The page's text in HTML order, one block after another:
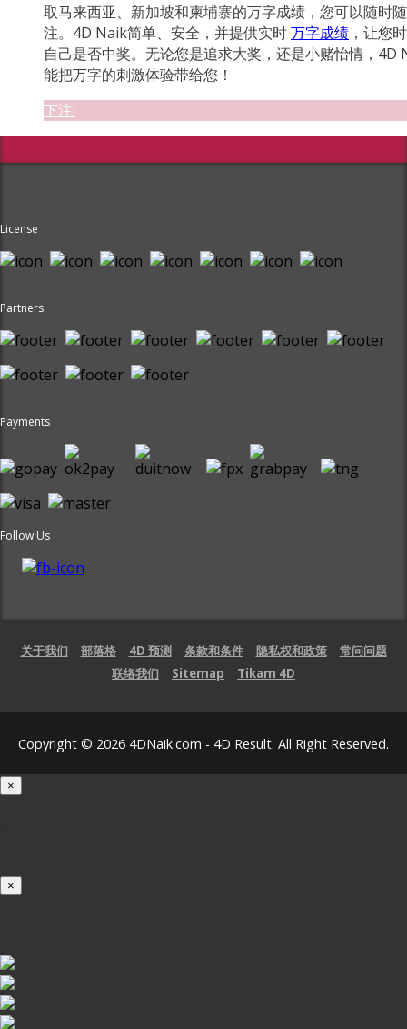
取马来西亚、新加坡和柬埔寨的万字成绩，您可以随时
注。4D Naik简单、安全，并提供实时万字成绩 ，让您
自己是否中奖。无论您是追求大奖，还是小赌怡情，4D
能把万字的刺激体验带给您！
下注!
License
Partners
Payments
Follow Us
关于我们 部落格 4D 预测 条款和条件 隐私权和政策
常问问题
联络我们
Sitemap Tikam 4D
Copyright © 2026 4DNaik.com - 4D Result. All Right Reserved.
×
×